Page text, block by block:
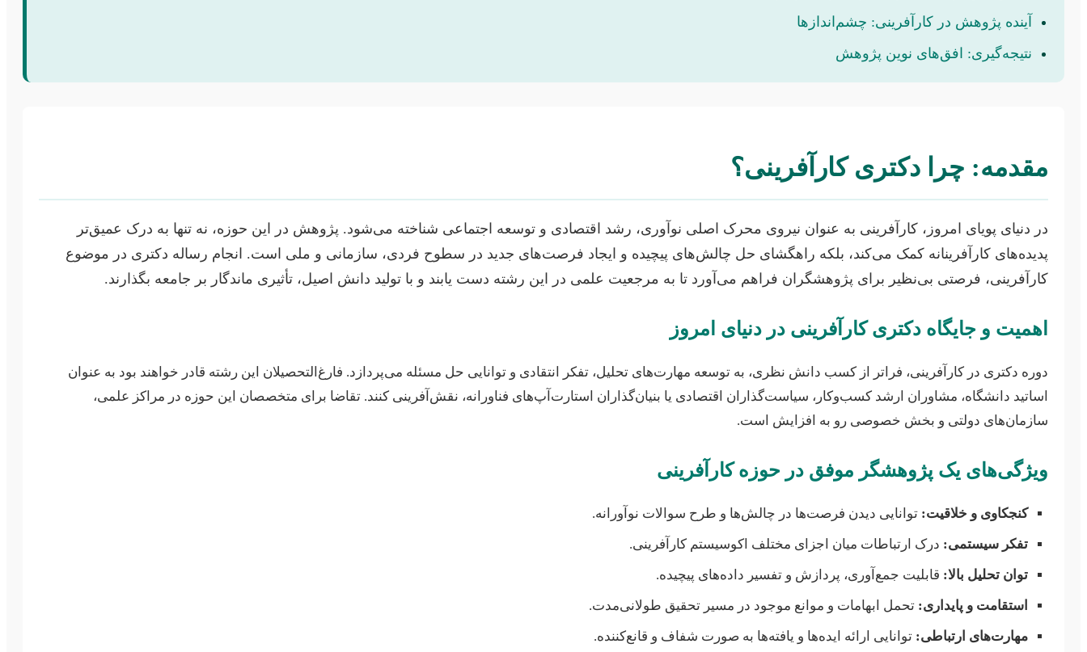
آینده پژوهش در کارآفرینی: چشم‌اندازها
نتیجه‌گیری: افق‌های نوین پژوهش
مقدمه: چرا دکتری کارآفرینی؟
در دنیای پویای امروز، کارآفرینی به عنوان نیروی محرک اصلی نوآوری، رشد اقتصادی و توسعه اجتماعی شناخته می‌شود. پژوهش در این حوزه، نه تنها به درک عمیق‌تر
پدیده‌های کارآفرینانه کمک می‌کند، بلکه راهگشای حل چالش‌های پیچیده و ایجاد فرصت‌های جدید در سطوح فردی، سازمانی و ملی است. انجام رساله دکتری در موضوع
کارآفرینی، فرصتی بی‌نظیر برای پژوهشگران فراهم می‌آورد تا به مرجعیت علمی در این رشته دست یابند و با تولید دانش اصیل، تأثیری ماندگار بر جامعه بگذارند.
اهمیت و جایگاه دکتری کارآفرینی در دنیای امروز
دوره دکتری در کارآفرینی، فراتر از کسب دانش نظری، به توسعه مهارت‌های تحلیل، تفکر انتقادی و توانایی حل مسئله می‌پردازد. فارغ‌التحصیلان این رشته قادر خواهند بود به عنوان
اساتید دانشگاه، مشاوران ارشد کسب‌وکار، سیاست‌گذاران اقتصادی یا بنیان‌گذاران استارت‌آپ‌های فناورانه، نقش‌آفرینی کنند. تقاضا برای متخصصان این حوزه در مراکز علمی،
سازمان‌های دولتی و بخش خصوصی رو به افزایش است.
ویژگی‌های یک پژوهشگر موفق در حوزه کارآفرینی
کنجکاوی و خلاقیت: توانایی دیدن فرصت‌ها در چالش‌ها و طرح سوالات نوآورانه.
تفکر سیستمی: درک ارتباطات میان اجزای مختلف اکوسیستم کارآفرینی.
توان تحلیل بالا: قابلیت جمع‌آوری، پردازش و تفسیر داده‌های پیچیده.
استقامت و پایداری: تحمل ابهامات و موانع موجود در مسیر تحقیق طولانی‌مدت.
مهارت‌های ارتباطی: توانایی ارائه ایده‌ها و یافته‌ها به صورت شفاف و قانع‌کننده.